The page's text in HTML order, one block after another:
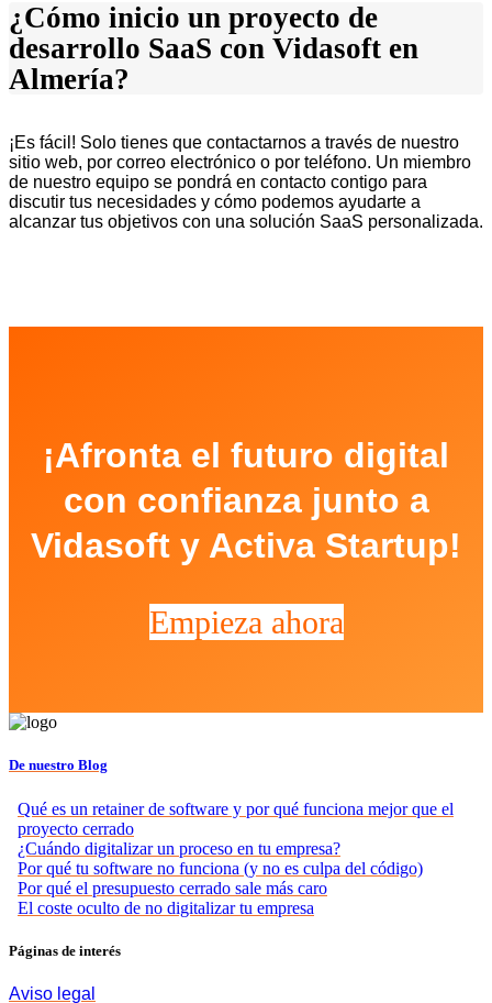
¿Cómo inicio un proyecto de
desarrollo SaaS con Vidasoft en
Almería?
¡Es fácil! Solo tienes que contactarnos a través de nuestro
sitio web, por correo electrónico o por teléfono. Un miembro
de nuestro equipo se pondrá en contacto contigo para
discutir tus necesidades y cómo podemos ayudarte a
alcanzar tus objetivos con una solución SaaS personalizada.
¡Afronta el futuro digital
con confianza junto a
Vidasoft y Activa Startup!
Empieza ahora
De nuestro Blog
Qué es un retainer de software y por qué funciona mejor que el
proyecto cerrado
¿Cuándo digitalizar un proceso en tu empresa?
Por qué tu software no funciona (y no es culpa del código)
Por qué el presupuesto cerrado sale más caro
El coste oculto de no digitalizar tu empresa
Páginas de interés
Aviso legal